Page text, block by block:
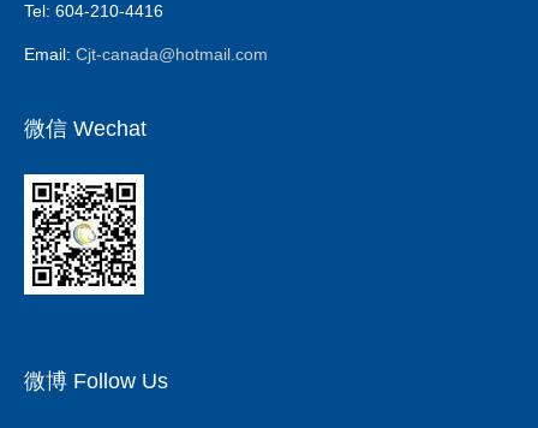
Tel: 604-210-4416
Email: Cjt-canada@hotmail.com
微信 Wechat
微博 Follow Us